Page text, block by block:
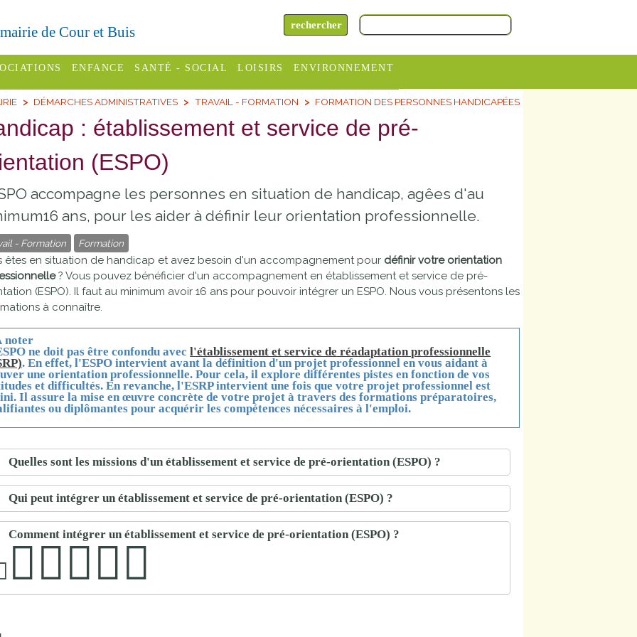
de Cour et Buis
des
Varèze
des
ENFANCE
Assistantes
maternelles
Relais
assistante
maternelle
enfance
Etablissements
Établissements
scolaires
privés
SANTÉ - SOCIAL
Centres
sociaux
ADMR
CCAS
Conseil
Le SSIAD
des Trois
LOISIRS
Campings
tourisme
Piscines
Sélection
proches de
Cour et
Buis
Visiter,
s'amuser
ENVIRONNEMENT
Horaires
Déchèteries
SITCOM
DÉMARCHES ADMINISTRATIVES TRAVAIL - FORMATION FORMATION DES PERSONNES HANDICAPÉES
: établissement et service de pré-
(ESPO)
accompagne les personnes en situation de handicap, agêes d'au
ans, pour les aider à définir leur orientation professionnelle.
- Formation Formation
êtes en situation de handicap et avez besoin d'un accompagnement pour définir votre orientation
? Vous pouvez bénéficier d'un accompagnement en établissement et service de pré-
(ESPO). Il faut au minimum avoir 16 ans pour pouvoir intégrer un ESPO. Nous vous présentons les
à connaître.
noter
ne doit pas être confondu avecl'établissement et service de réadaptation professionnelle
. En effet,l'ESPO intervient avant la définition d'un projet professionnel en vous aidant à
une orientation professionnelle. Pour cela, il explore différentes pistes en fonction de vos
et difficultés. En revanche,l'ESRPintervient une fois que votre projet professionnel est
Il assure la mise en œuvre concrète de votre projet à travers des formations préparatoires,
ou diplômantes pour acquérir les compétences nécessaires à l'emploi.
Quelles sont les missions d'un établissement et service de pré-orientation (ESPO) ?
Qui peut intégrer un établissement et service de pré-orientation (ESPO) ?
Comment intégrer un établissement et service de pré-orientation (ESPO) ?